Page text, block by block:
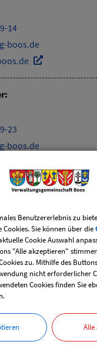
14
boos.de
23
boos.de
21
boos.de
/
Benutzererlebnis zu
Cookies. Sie können über die
Cookie Auswahl
"Alle akzeptieren"
zu. Mithilfe des
nicht erforderlicher
Cookies finden Sie
Alle